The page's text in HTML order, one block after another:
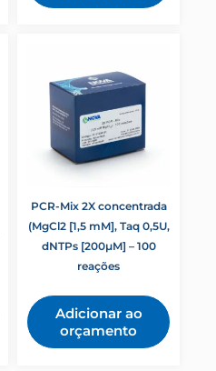
PCR-Mix 2X concentrada
(MgCl2 [1,5 mM], Taq 0,5U,
dNTPs [200µM] – 100
reações
Adicionar ao
orçamento